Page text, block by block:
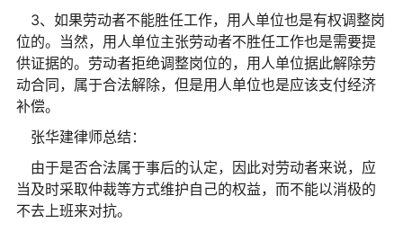
3、如果劳动者不能胜任工作，用人单位也是有权调整岗
位的。当然，用人单位主张劳动者不胜任工作也是需要提
供证据的。劳动者拒绝调整岗位的，用人单位据此解除劳
动合同，属于合法解除，但是用人单位也是应该支付经济
补偿。
张华建律师总结：
由于是否合法属于事后的认定，因此对劳动者来说，应
当及时采取仲裁等方式维护自己的权益，而不能以消极的
不去上班来对抗。